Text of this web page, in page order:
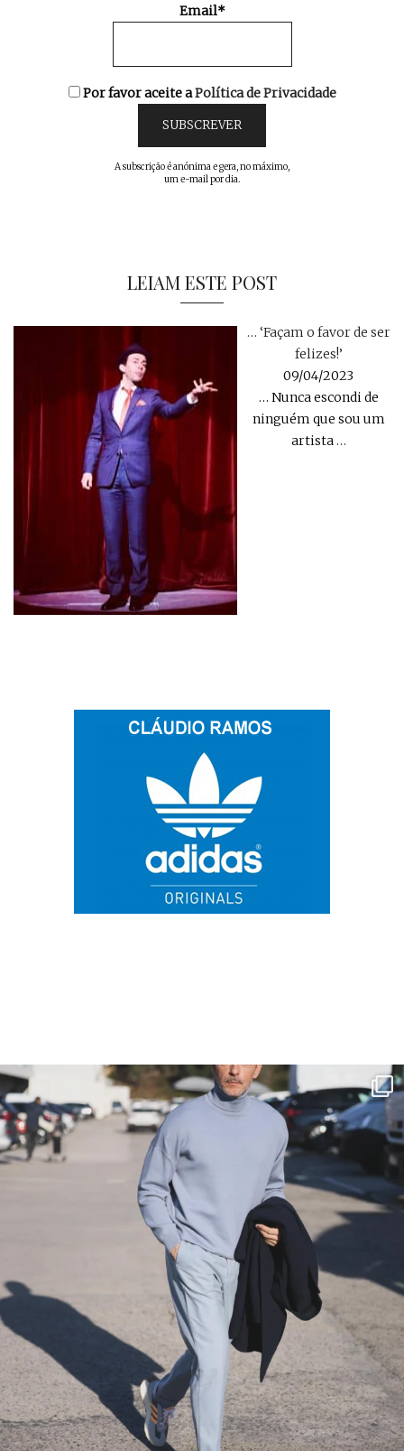
Email*
Por favor aceite aPolítica de Privacidade
A subscrição é anónima e gera, no máximo,
um e-mail por dia.
LEIAM ESTE POST
… ‘Façam o favor de ser
felizes!’
09/04/2023
… Nunca escondi de
ninguém que sou um
artista…